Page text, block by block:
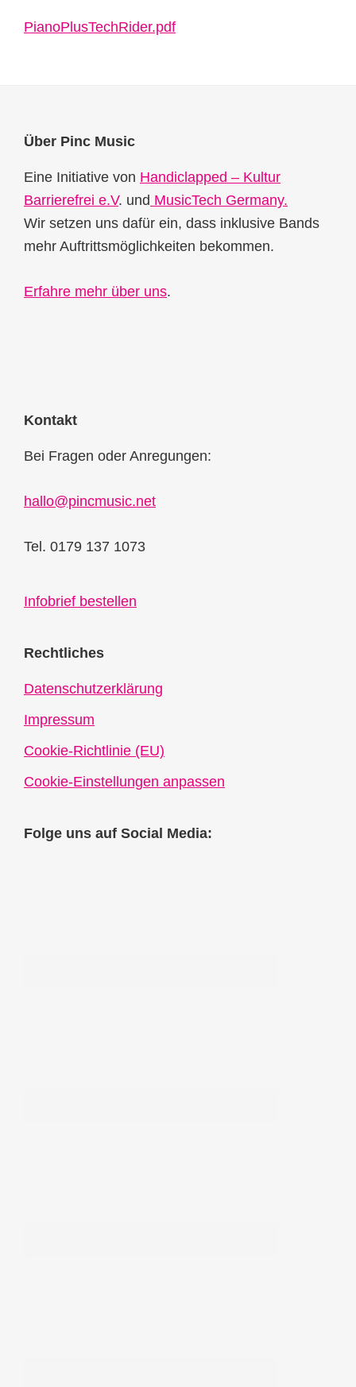
PianoPlusTechRider.pdf
Footer
Über Pinc Music
Eine Initiative von Handiclapped – Kultur
Barrierefrei e.V. und MusicTech Germany.
Wir setzen uns dafür ein, dass inklusive Bands
mehr Auftrittsmöglichkeiten bekommen.
Erfahre mehr über uns.
Kontakt
Bei Fragen oder Anregungen:
hallo@pincmusic.net
Tel. 0179 137 1073
Infobrief bestellen
Rechtliches
Datenschutzerklärung
Impressum
Cookie-Richtlinie (EU)
Cookie-Einstellungen anpassen
Folge uns auf Social Media: